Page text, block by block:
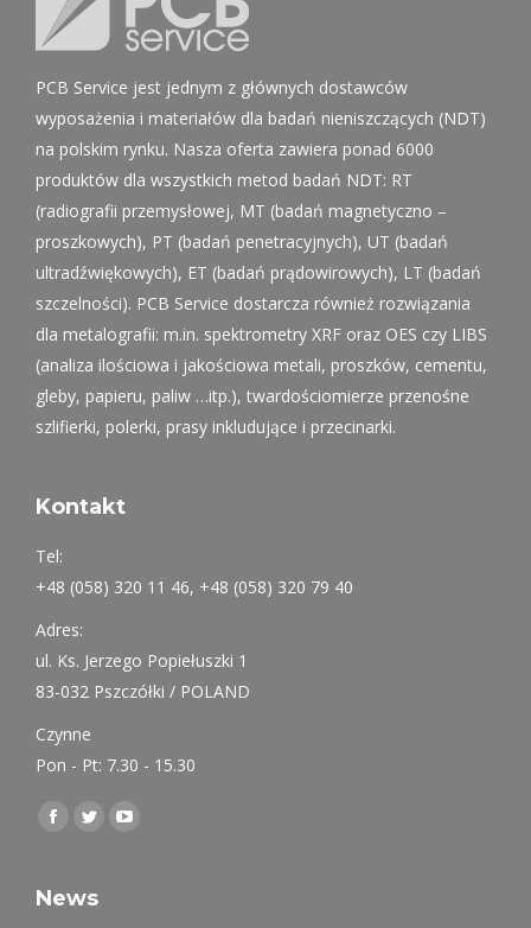
PCB Service jest jednym z głównych dostawców
wyposażenia i materiałów dla badań nieniszczących (NDT)
na polskim rynku. Nasza oferta zawiera ponad 6000
produktów dla wszystkich metod badań NDT: RT
(radiografii przemysłowej, MT (badań magnetyczno –
proszkowych), PT (badań penetracyjnych), UT (badań
ultradźwiękowych), ET (badań prądowirowych), LT (badań
szczelności). PCB Service dostarcza również rozwiązania
dla metalografii: m.in. spektrometry XRF oraz OES czy LIBS
(analiza ilościowa i jakościowa metali, proszków, cementu,
gleby, papieru, paliw …itp.), twardościomierze przenośne
szlifierki, polerki, prasy inkludujące i przecinarki.
Kontakt
Tel:
+48 (058) 320 11 46, +48 (058) 320 79 40
Adres:
ul. Ks. Jerzego Popiełuszki 1
83-032 Pszczółki / POLAND
Czynne
Pon - Pt: 7.30 - 15.30
Find us on:
Facebook
opens
Twitter
opens
YouTube
News